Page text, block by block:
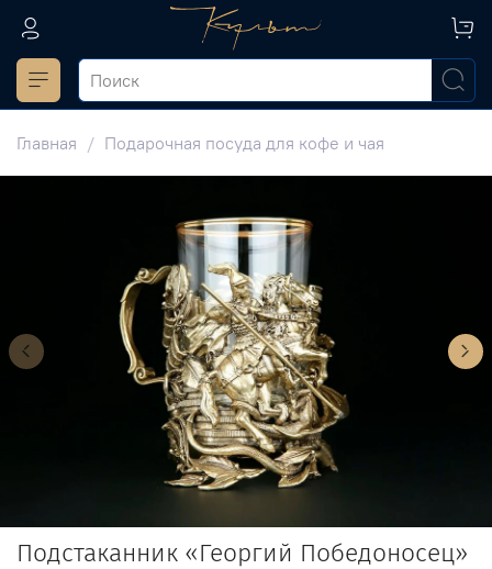
Главная Подарочная посуда для кофе и чая
Подстаканник «Георгий Победоносец»